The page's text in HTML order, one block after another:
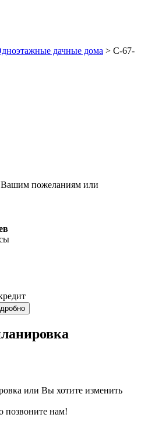
дачные дома > С-67-
Вашим пожеланиям или
или Вы хотите изменить
позвоните нам!